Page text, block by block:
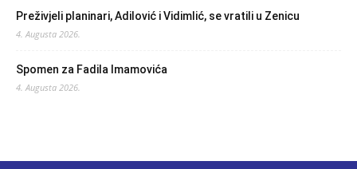
Preživjeli planinari, Adilović i Vidimlić, se vratili u Zenicu
4. Augusta 2026.
Spomen za Fadila Imamovića
4. Augusta 2026.